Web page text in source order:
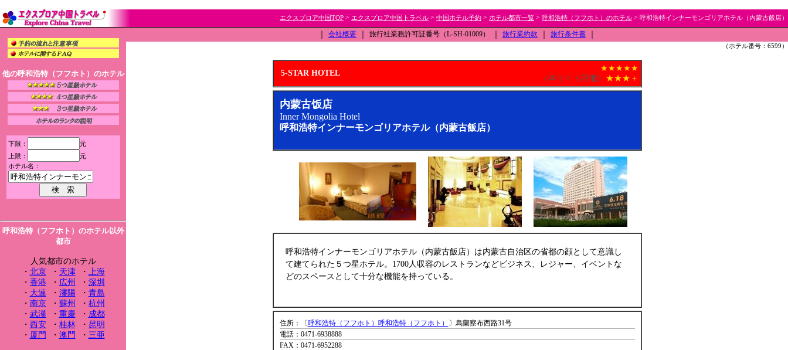
エクスプロア中国TOP > エクスプロア中国トラベル > 中国ホテル予約 > ホテル都市一覧 > 呼和浩特（フフホト）のホテル > 呼和浩特インナーモンゴリアホテル（内蒙古飯店）
他の呼和浩特（フフホト）のホテル
下限：
元
上限：
元
ホテル名：
呼和浩特（フフホト）のホテル以外
都市
人気都市のホテル
・ 北京・ 天津・ 上海
・ 香港・ 広州 ・ 深圳
・ 大連 ・ 瀋陽・ 青島
・ 南京・ 蘇州 ・ 杭州
・ 武漢 ・ 重慶 ・ 成都
・ 西安・ 桂林・ 昆明
・ 厦門 ・ 澳門 ・ 三亜
会社概要 旅行社業務許可証番号（L-SH-01009） 旅行業約款 旅行条件書
（ホテル番号：6599）
5-STAR HOTEL
★★★★★
（本サイト評価） ★★★＋
内蒙古饭店
Inner Mongolia Hotel
呼和浩特インナーモンゴリアホテル（内蒙古飯店）
呼和浩特インナーモンゴリアホテル（内蒙古飯店）は内蒙古自治区の省都の顔として意識し
て建てられた５つ星ホテル。1700人収容のレストランなどビジネス、レジャー、イベントな
どのスペースとして十分な機能を持っている。
住所：〔呼和浩特（フフホト）呼和浩特（フフホト）
〕烏蘭察布西路31号
電話：0471-6938888
FAX：0471-6952288